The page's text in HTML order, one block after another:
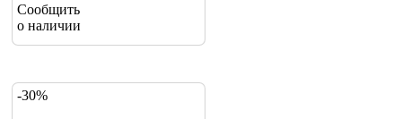
Сообщить
о наличии
-30%